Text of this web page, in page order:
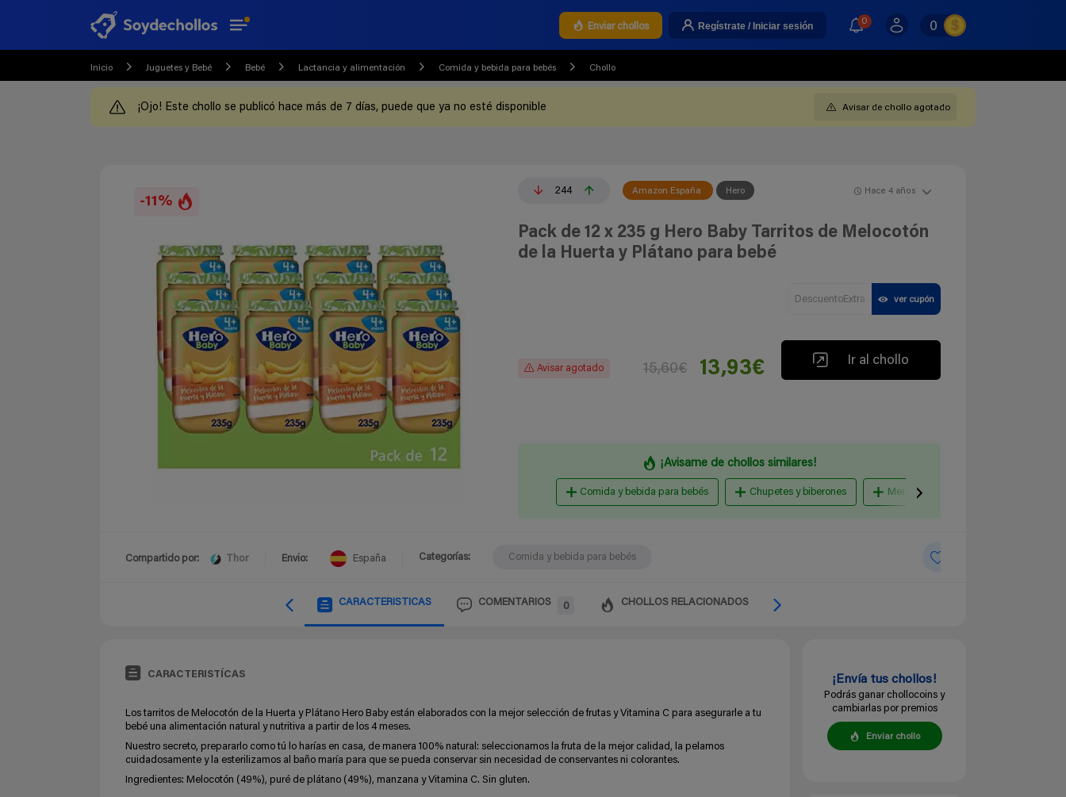
Enviar chollos Regístrate / Iniciar sesión 0 0
Inicio Juguetes y Bebé Bebé Lactancia y alimentación Comida y bebida para bebés Chollo
¡Ojo! Este chollo se publicó hace más de 7 días, puede que ya no esté disponible Avisar de chollo agotado
-11%
244 Amazon España Hero Hace 4 años
Pack de 12 x 235 g Hero Baby Tarritos de Melocotón
de la Huerta y Plátano para bebé
DescuentoExtra ver cupón
Avisar agotado 15,60€ 13,93€ Ir al chollo
¡Avisame de chollos similares!
Comida y bebida para bebés Chupetes y biberones Menaje para bebés y baberos
Compartido por: Thor Envio: España Categorías: Comida y bebida para bebés
CARACTERISTICAS COMENTARIOS 0 CHOLLOS RELACIONADOS
CARACTERISTÍCAS
Los tarritos de Melocotón de la Huerta y Plátano Hero Baby están elaborados con la mejor selección de frutas y Vitamina C para asegurarle a tu
bebé una alimentación natural y nutritiva a partir de los 4 meses.
Nuestro secreto, prepararlo como tú lo harías en casa, de manera 100% natural: seleccionamos la fruta de la mejor calidad, la pelamos
cuidadosamente y la esterilizamos al baño maría para que se pueda conservar sin necesidad de conservantes ni colorantes.
Ingredientes: Melocotón (49%), puré de plátano (49%), manzana y Vitamina C. Sin gluten.
¡Envía tus chollos!
Podrás ganar chollocoins y
cambiarlas por premios
Enviar chollo